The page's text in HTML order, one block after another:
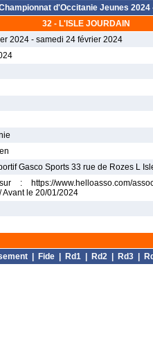
d'Occitanie Jeunes 2024
32 - L'ISLE JOURDAIN
2024 - samedi 24 février 2024
Gasco Sports 33 rue de Rozes L
: https://www.helloasso.com/
Avant le 20/01/2024
Fide Rd1 Rd2 Rd3